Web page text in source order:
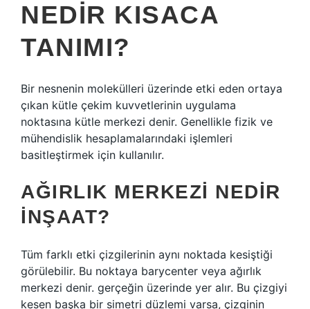
NEDIR KISACA
TANIMI?
Bir nesnenin molekülleri üzerinde etki eden ortaya
çıkan kütle çekim kuvvetlerinin uygulama
noktasına kütle merkezi denir. Genellikle fizik ve
mühendislik hesaplamalarındaki işlemleri
basitleştirmek için kullanılır.
AĞIRLIK MERKEZI NEDIR
INŞAAT?
Tüm farklı etki çizgilerinin aynı noktada kesiştiği
görülebilir. Bu noktaya barycenter veya ağırlık
merkezi denir. gerçeğin üzerinde yer alır. Bu çizgiyi
kesen başka bir simetri düzlemi varsa, çizginin